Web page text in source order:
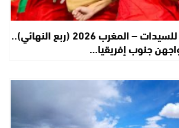
كأس أمم إفريقيا للسيدات – المغرب 2026 (ربع النهائي)..
جنوب إفريقيا…